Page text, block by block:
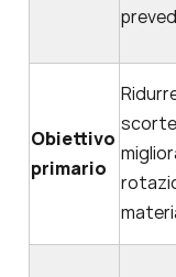
Obiettivo
primario